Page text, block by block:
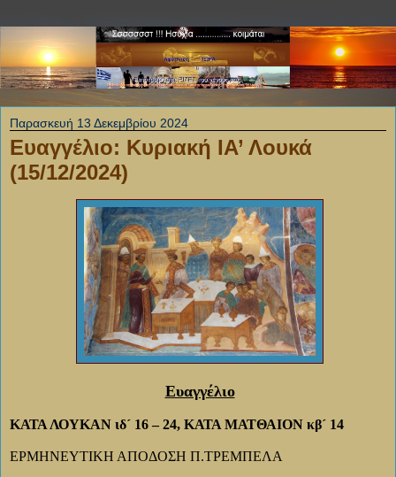
Παρασκευή 13 Δεκεμβρίου 2024
Ευαγγέλιο: Κυριακή ΙΑ’ Λουκά
(15/12/2024)
Ευαγγέλιο
ΚΑΤΑ ΛΟΥΚΑΝ ιδ´ 16 – 24, ΚΑΤΑ ΜΑΤΘΑΙΟΝ κβ´ 14
ΕΡΜΗΝΕΥΤΙΚΗ ΑΠΟΔΟΣΗ Π.ΤΡΕΜΠΕΛΑ